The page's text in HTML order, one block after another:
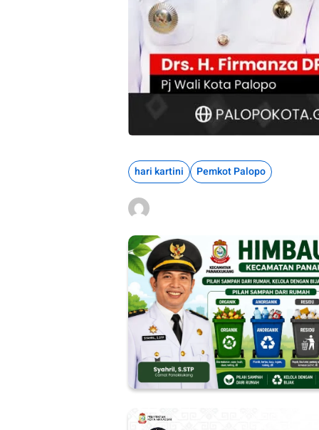
hari kartini Pemkot Palopo